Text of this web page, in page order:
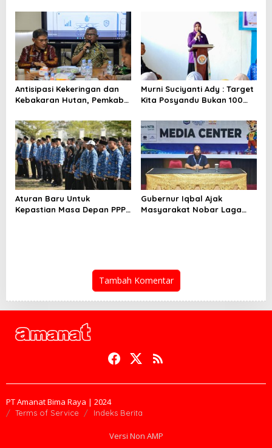
Antisipasi Kekeringan dan
Kebakaran Hutan, Pemkab
Murni Suciyanti Ady : Target
Kita Posyandu Bukan 100
Persen Berfungsi
Aturan Baru Untuk
Kepastian Masa Depan PPPK
Gubernur Iqbal Ajak
Masyarakat Nobar Laga
Tambah Komentar
PT Amanat Bima Raya | 2024
Terms of Service Indeks Berita
Versi Non AMP